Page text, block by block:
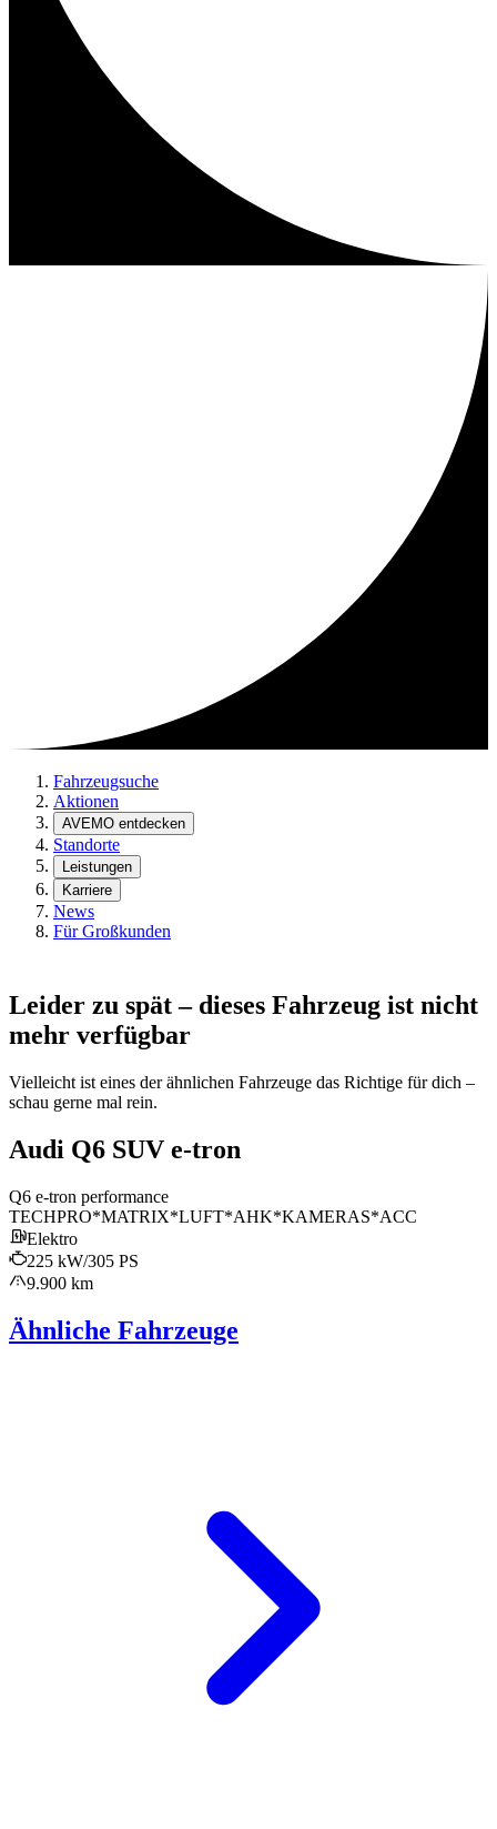
Fahrzeugsuche
Aktionen
AVEMO entdecken
Standorte
Leistungen
Karriere
News
Für Großkunden
Leider zu spät – dieses Fahrzeug ist nicht
mehr verfügbar
Vielleicht ist eines der ähnlichen Fahrzeuge das Richtige für dich –
schau gerne mal rein.
Audi Q6 SUV e-tron
Q6 e-tron performance
TECHPRO*MATRIX*LUFT*AHK*KAMERAS*ACC
Elektro
225 kW/305 PS
9.900 km
Ähnliche Fahrzeuge